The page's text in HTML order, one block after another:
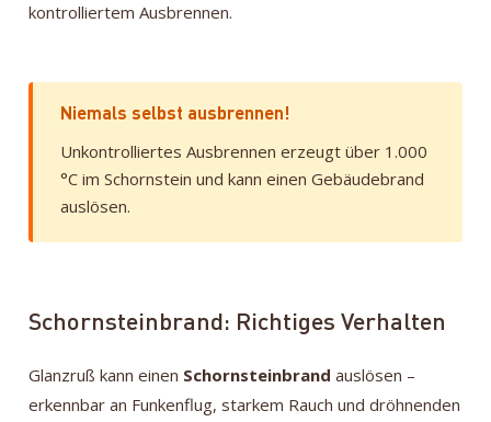
kontrolliertem Ausbrennen.
Niemals selbst ausbrennen!
Unkontrolliertes Ausbrennen erzeugt über 1.000
°C im Schornstein und kann einen Gebäudebrand
auslösen.
Schornsteinbrand: Richtiges Verhalten
Glanzruß kann einen Schornsteinbrand auslösen –
erkennbar an Funkenflug, starkem Rauch und dröhnenden